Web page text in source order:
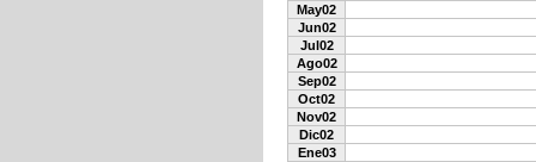
May02
Jun02
Jul02
Ago02
Sep02
Oct02
Nov02
Dic02
Ene03